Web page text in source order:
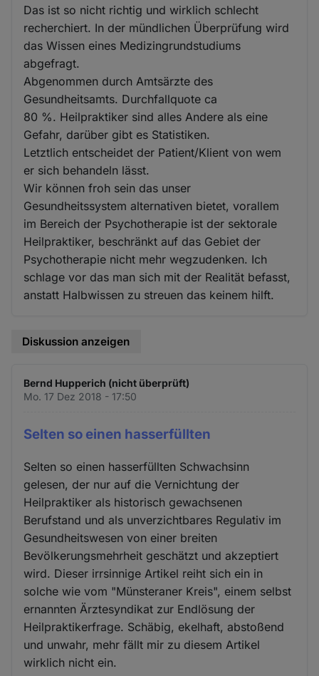
Das ist so nicht richtig und wirklich schlecht
recherchiert. In der mündlichen Überprüfung wird
das Wissen eines Medizingrundstudiums
abgefragt.
Abgenommen durch Amtsärzte des
Gesundheitsamts. Durchfallquote ca
80 %. Heilpraktiker sind alles Andere als eine
Gefahr, darüber gibt es Statistiken.
Letztlich entscheidet der Patient/Klient von wem
er sich behandeln lässt.
Wir können froh sein das unser
Gesundheitssystem alternativen bietet, vorallem
im Bereich der Psychotherapie ist der sektorale
Heilpraktiker, beschränkt auf das Gebiet der
Psychotherapie nicht mehr wegzudenken. Ich
schlage vor das man sich mit der Realität befasst,
anstatt Halbwissen zu streuen das keinem hilft.
Diskussion anzeigen
Bernd Hupperich (nicht überprüft)
Mo. 17 Dez 2018 - 17:50
Selten so einen hasserfüllten
Selten so einen hasserfüllten Schwachsinn
gelesen, der nur auf die Vernichtung der
Heilpraktiker als historisch gewachsenen
Berufstand und als unverzichtbares Regulativ im
Gesundheitswesen von einer breiten
Bevölkerungsmehrheit geschätzt und akzeptiert
wird. Dieser irrsinnige Artikel reiht sich ein in
solche wie vom "Münsteraner Kreis", einem selbst
ernannten Ärztesyndikat zur Endlösung der
Heilpraktikerfrage. Schäbig, ekelhaft, abstoßend
und unwahr, mehr fällt mir zu diesem Artikel
wirklich nicht ein.